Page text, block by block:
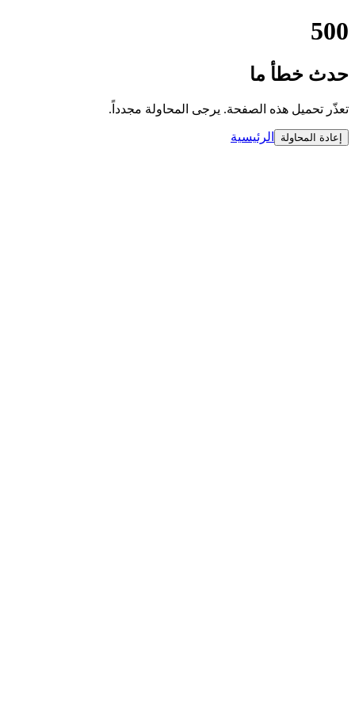
500
حدث خطأ ما
تعذّر تحميل هذه الصفحة. يرجى المحاولة مجدداً.
إعادة المحاولة الرئيسية